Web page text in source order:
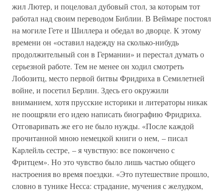
жил Лютер, и поцеловал дубовый стол, за которым тот
работал над своим переводом Библии. В Веймаре постоял
на могиле Гете и Шиллера и обедал во дворце. К этому
времени он «оставил надежду на сколько-нибудь
продолжительный сон в Германии» и перестал думать о
серьезной работе. Тем не менее он ходил смотреть
Лобозитц, место первой битвы Фридриха в Семилетней
войне, и посетил Берлин. Здесь его окружили
вниманием, хотя прусские историки и литераторы никак
не поощряли его идею написать биографию Фридриха.
Отговаривать же его не было нужды. «После каждой
прочитанной мною немецкой книги о нем, – писал
Карлейль сестре, – я чувствую: все покончено с
Фритцем». Но это чувство было лишь частью общего
настроения во время поездки. «Это путешествие прошло,
словно в тунике Несса: страдание, мучения с желудком,